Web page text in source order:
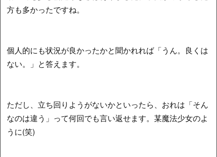
方も多かったですね。
個人的にも状況が良かったかと聞かれれば「うん。良くは
ない。」と答えます。
ただし、立ち回りようがないかといったら、おれは「そん
なのは違う」って何回でも言い返せます。某魔法少女のよ
うに(笑)